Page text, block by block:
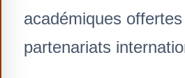
académiques
partenariats